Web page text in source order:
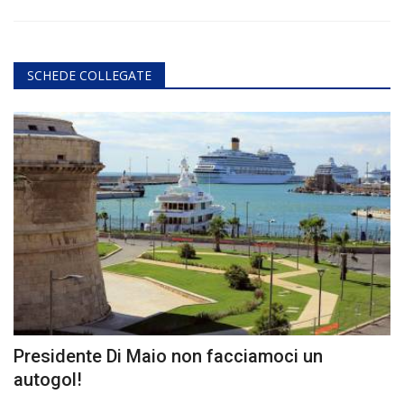
SCHEDE COLLEGATE
Presidente Di Maio non facciamoci un
autogol!